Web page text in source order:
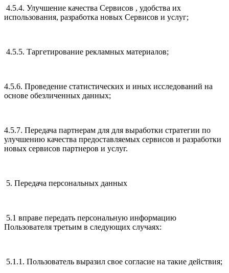
4.5.4. Улучшение качества Сервисов , удобства их
использования, разработка новых Сервисов и услуг;
4.5.5. Таргетирование рекламных материалов;
4.5.6. Проведение статистических и иных исследований на
основе обезличенных данных;
4.5.7. Передача партнерам для для выработки стратегии по
улучшению качества предоставляемых сервисов и разработки
новых сервисов партнеров и услуг.
5. Передача персональных данных
5.1 вправе передать персональную информацию
Пользователя третьим в следующих случаях:
5.1.1. Пользователь выразил свое согласие на такие действия;